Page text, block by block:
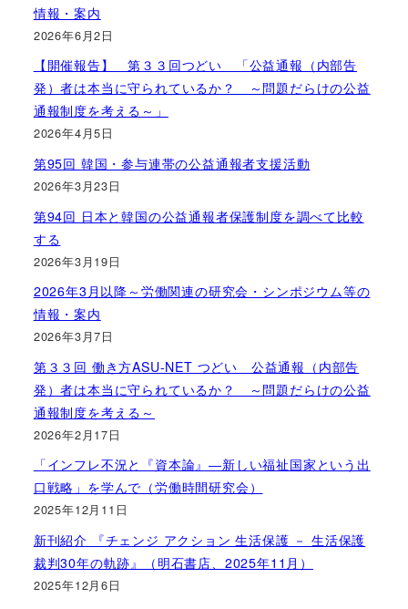
情報・案内
2026年6月2日
【開催報告】 第３３回つどい 「公益通報（内部告
発）者は本当に守られているか？ ～問題だらけの公益
通報制度を考える～」
2026年4月5日
第95回 韓国・参与連帯の公益通報者支援活動
2026年3月23日
第94回 日本と韓国の公益通報者保護制度を調べて比較
する
2026年3月19日
2026年3月以降～労働関連の研究会・シンポジウム等の
情報・案内
2026年3月7日
第３３回 働き方ASU-NET つどい 公益通報（内部告
発）者は本当に守られているか？ ～問題だらけの公益
通報制度を考える～
2026年2月17日
「インフレ不況と『資本論』―新しい福祉国家という出
口戦略」を学んで（労働時間研究会）
2025年12月11日
新刊紹介 『チェンジ アクション 生活保護 － 生活保護
裁判30年の軌跡』（明石書店、2025年11月）
2025年12月6日